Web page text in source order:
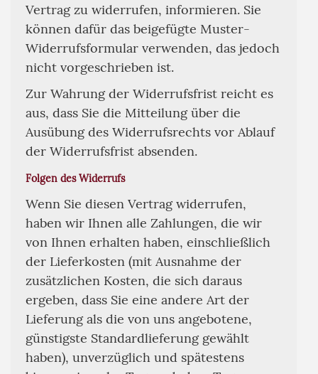
Vertrag zu widerrufen, informieren. Sie
können dafür das beigefügte Muster-
Widerrufsformular verwenden, das jedoch
nicht vorgeschrieben ist.
Zur Wahrung der Widerrufsfrist reicht es
aus, dass Sie die Mitteilung über die
Ausübung des Widerrufsrechts vor Ablauf
der Widerrufsfrist absenden.
Folgen des Widerrufs
Wenn Sie diesen Vertrag widerrufen,
haben wir Ihnen alle Zahlungen, die wir
von Ihnen erhalten haben, einschließlich
der Lieferkosten (mit Ausnahme der
zusätzlichen Kosten, die sich daraus
ergeben, dass Sie eine andere Art der
Lieferung als die von uns angebotene,
günstigste Standardlieferung gewählt
haben), unverzüglich und spätestens